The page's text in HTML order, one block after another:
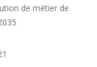
de métier de